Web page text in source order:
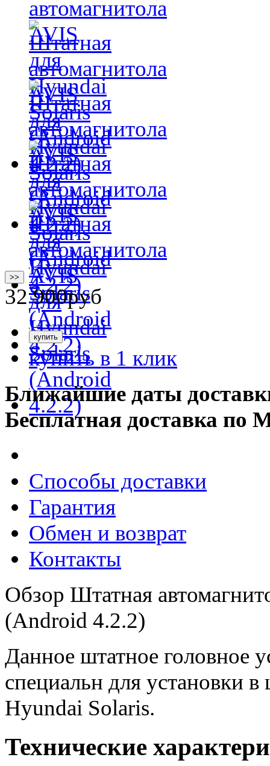
>>
32 900руб
купить в 1 клик
Ближайшие даты
Бесплатная доставка по
Способы доставки
Гарантия
Обмен и возврат
Контакты
Обзор Штатная
(Android 4.2.2)
Данное штатное головное
специальн для установки
Hyundai Solaris.
Технические